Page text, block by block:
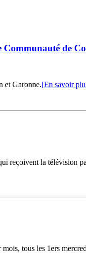
de
et Garonne.[En savoir
reçoivent la télévision
tous les 1ers